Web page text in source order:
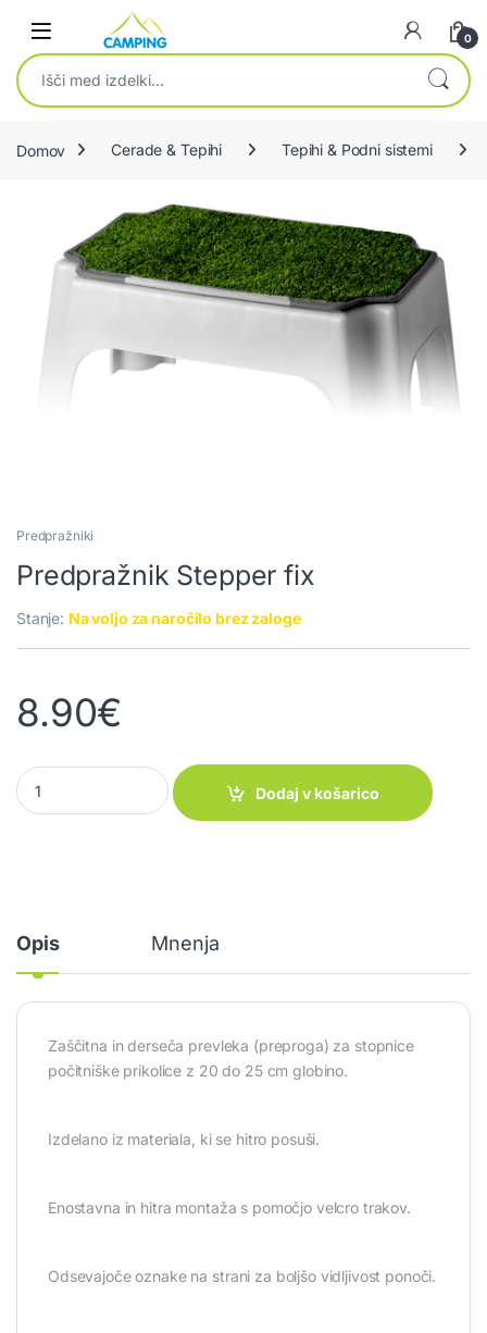
0
Išči:
Domov Cerade & Tepihi Tepihi & Podni sistemi
Predpražniki
Predpražnik Stepper fix
Stanje: Na voljo za naročilo brez zaloge
8.90€
Predpražnik Stepper fix quantity
Dodaj v košarico
Opis Mnenja
Zaščitna in derseča prevleka (preproga) za stopnice
počitniške prikolice z 20 do 25 cm globino.
Izdelano iz materiala, ki se hitro posuši.
Enostavna in hitra montaža s pomočjo velcro trakov.
Odsevajoče oznake na strani za boljšo vidljivost ponoči.